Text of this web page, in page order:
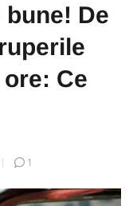
De
Ce
1